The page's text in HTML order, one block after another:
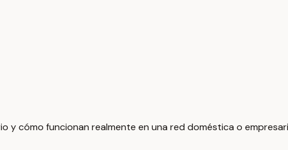
y cómo funcionan realmente en una red doméstica o